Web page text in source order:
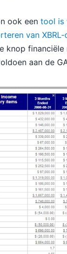
ook een tool is
van XBRL-
knop
aan de